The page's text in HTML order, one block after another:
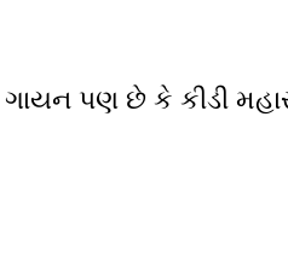
પણ છે કે કીડી